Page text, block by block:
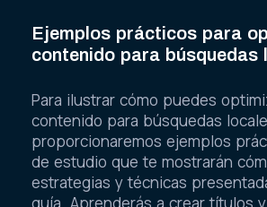
Ejemplos prácticos para
contenido para búsquedas
Para ilustrar cómo puedes
contenido para búsquedas
proporcionaremos ejemplos
de estudio que te mostrarán
estrategias y técnicas
guía. Aprenderás a crear títulos